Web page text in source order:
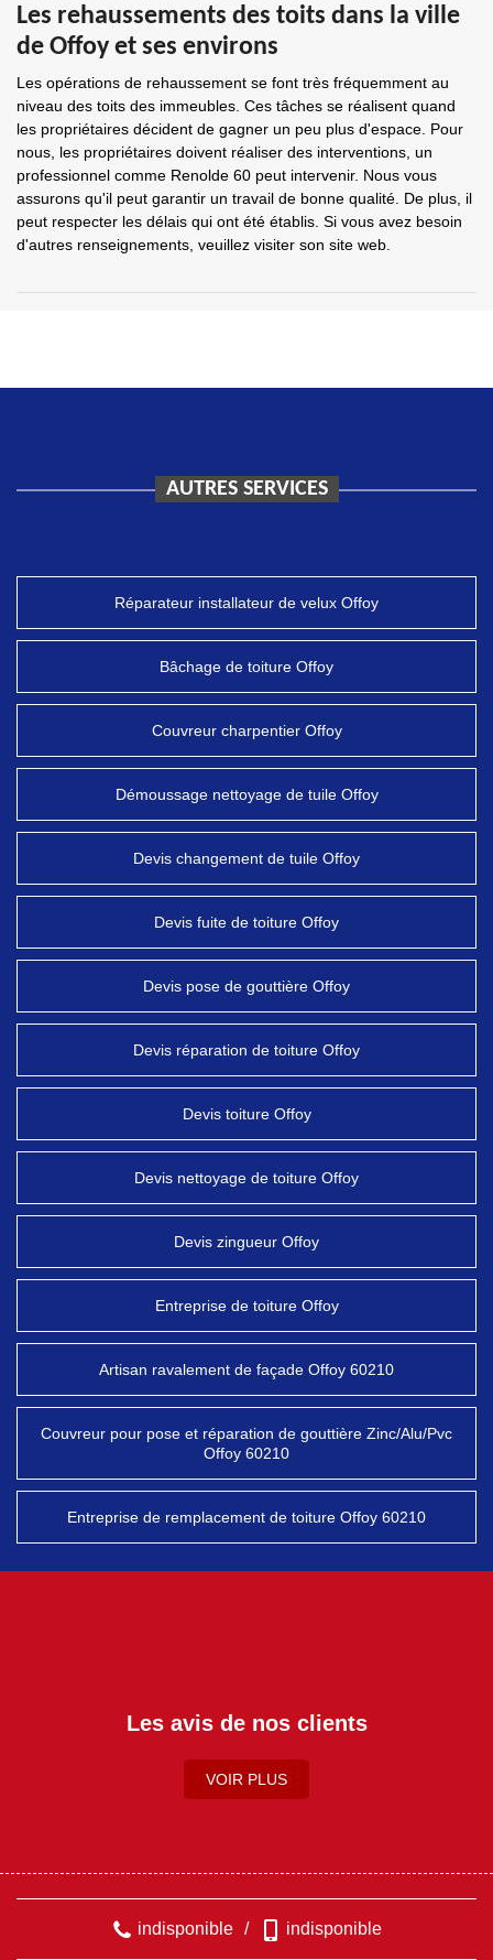
Les rehaussements des toits dans la ville
de Offoy et ses environs
Les opérations de rehaussement se font très fréquemment au
niveau des toits des immeubles. Ces tâches se réalisent quand
les propriétaires décident de gagner un peu plus d'espace. Pour
nous, les propriétaires doivent réaliser des interventions, un
professionnel comme Renolde 60 peut intervenir. Nous vous
assurons qu'il peut garantir un travail de bonne qualité. De plus, il
peut respecter les délais qui ont été établis. Si vous avez besoin
d'autres renseignements, veuillez visiter son site web.
AUTRES SERVICES
Réparateur installateur de velux Offoy
Bâchage de toiture Offoy
Couvreur charpentier Offoy
Démoussage nettoyage de tuile Offoy
Devis changement de tuile Offoy
Devis fuite de toiture Offoy
Devis pose de gouttière Offoy
Devis réparation de toiture Offoy
Devis toiture Offoy
Devis nettoyage de toiture Offoy
Devis zingueur Offoy
Entreprise de toiture Offoy
Artisan ravalement de façade Offoy 60210
Couvreur pour pose et réparation de gouttière Zinc/Alu/Pvc
Offoy 60210
Entreprise de remplacement de toiture Offoy 60210
Les avis de nos clients
VOIR PLUS
indisponible / indisponible